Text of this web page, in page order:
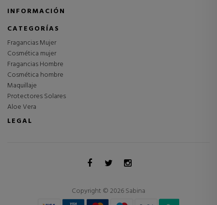
INFORMACIÓN
CATEGORÍAS
Fragancias Mujer
Cosmética mujer
Fragancias Hombre
Cosmética hombre
Maquillaje
Protectores Solares
Aloe Vera
LEGAL
Copyright © 2026 Sabina